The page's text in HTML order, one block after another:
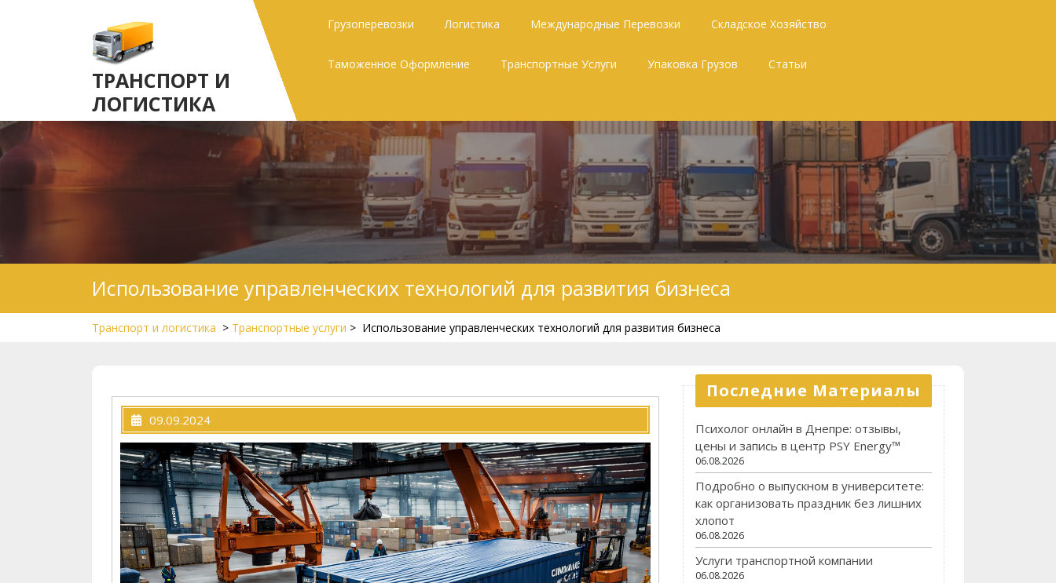
ТРАНСПОРТ И
ЛОГИСТИКА
Грузоперевозки Логистика Международные Перевозки Складское Хозяйство
Таможенное Оформление Транспортные Услуги Упаковка Грузов Статьи
Использование управленческих технологий для развития бизнеса
Транспорт и логистика > Транспортные услуги > Использование управленческих технологий для развития бизнеса
09.09.2024
Последние Материалы
Психолог онлайн в Днепре: отзывы,
цены и запись в центр PSY Energy™
06.08.2026
Подробно о выпускном в университете:
как организовать праздник без лишних
хлопот
06.08.2026
Услуги транспортной компании
06.08.2026